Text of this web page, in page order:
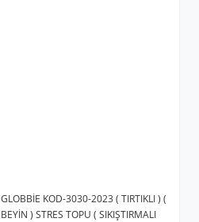
GLOBBİE KOD-3030-2023 ( TIRTIKLI ) (
BEYİN ) STRES TOPU ( SIKIŞTIRMALI